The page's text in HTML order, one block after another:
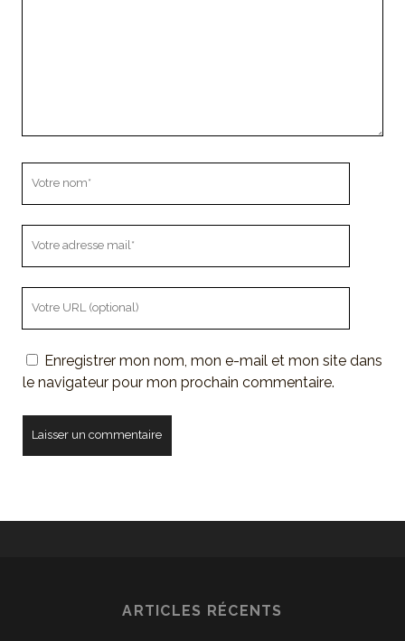
site Enregistrer mon nom, mon e-mail et mon site dans
le navigateur pour mon prochain commentaire.
ARTICLES RÉCENTS